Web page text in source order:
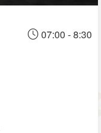
07:00 - 8:30